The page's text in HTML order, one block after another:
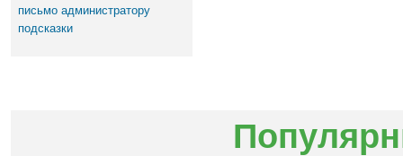
письмо администратору
подсказки